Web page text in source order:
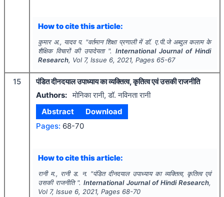
How to cite this article:
कुमार अ., यादव प. "वर्तमान शिक्षा प्रणाली में डॉ. ए.पी.जे अब्दुल कलाम के
शैक्षिक विचारों की उपादेयता ".International Journal of Hindi
Research, Vol 7, Issue 6, 2021, Pages 65-67
15
पंडित दीनदयाल उपाध्याय का व्यक्तित्व, कृतित्व एवं उसकी राजनीति
Authors: मोनिका रानी, डॉ. नविनता रानी
Abstract
Download
Pages: 68-70
How to cite this article:
रानी म., रानी ड. न. "पंडित दीनदयाल उपाध्याय का व्यक्तित्व, कृतित्व एवं
उसकी राजनीति ".International Journal of Hindi Research,
Vol 7, Issue 6, 2021, Pages 68-70